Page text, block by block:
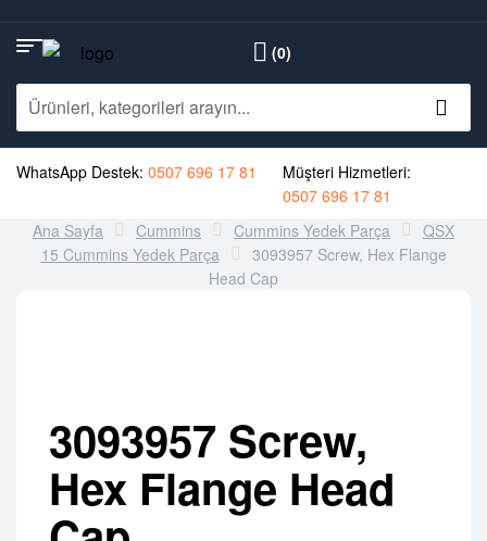
(0)
WhatsApp Destek: 0507 696 17 81
Müşteri Hizmetleri:
0507 696 17 81
Ana Sayfa
Cummins Cummins Yedek Parça
QSX
15 Cummins Yedek Parça
3093957 Screw, Hex Flange
Head Cap
3093957 Screw,
Hex Flange Head